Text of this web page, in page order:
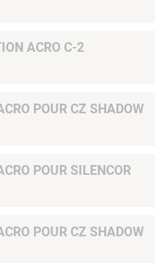
ACRO C-2
POUR CZ SHADOW
POUR SILENCOR
POUR CZ SHADOW